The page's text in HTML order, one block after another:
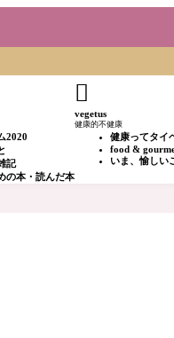
2020
記
の本・読んだ本

vegetus
健康的不健康
健康ってタイ
food &
いま、愉しい